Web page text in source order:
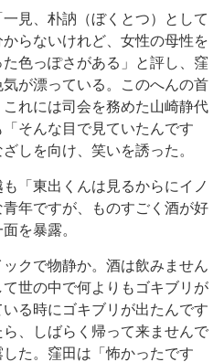
見、朴訥（ぼくとつ）として
らないけれど、女性の母性を
色っぽさがある」と評し、窪
が漂っている。このへんの首
れには司会を務めた山崎静代
「そんな目で見ていたんです
しを向け、笑いを誘った。
「東出くんは見るからにイノ
年ですが、ものすごく酒が好
を暴露。
クで物静か。酒は飲みません
世の中で何よりもゴキブリが
る時にゴキブリが出たんです
、しばらく帰って来ませんで
た。窪田は「怖かったです